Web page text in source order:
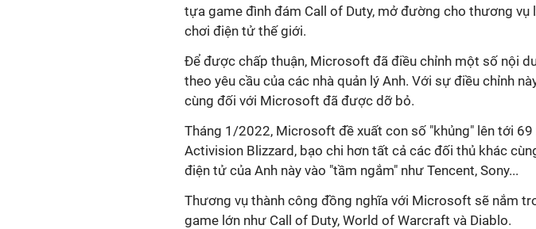
tựa game đình đám Call of Duty, mở đường cho thương vụ
chơi điện tử thế giới.
Để được chấp thuận, Microsoft đã điều chỉnh một số nội
theo yêu cầu của các nhà quản lý Anh. Với sự điều chỉnh
cùng đối với Microsoft đã được dỡ bỏ.
Tháng 1/2022, Microsoft đề xuất con số "khủng" lên tới 69
Activision Blizzard, bạo chi hơn tất cả các đối thủ khác
điện tử của Anh này vào "tầm ngắm" như Tencent, Sony...
Thương vụ thành công đồng nghĩa với Microsoft sẽ nắm
game lớn như Call of Duty, World of Warcraft và Diablo.